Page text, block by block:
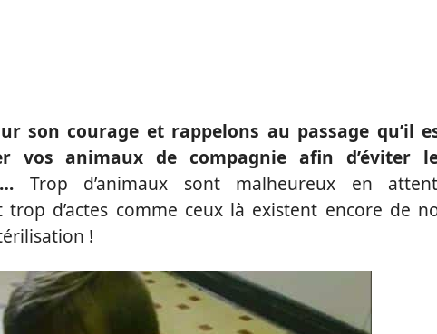
son courage et rappelons au passage qu’il
vos animaux de compagnie afin d’éviter
Trop d’animaux sont malheureux en
d’actes comme ceux là existent encore de
!